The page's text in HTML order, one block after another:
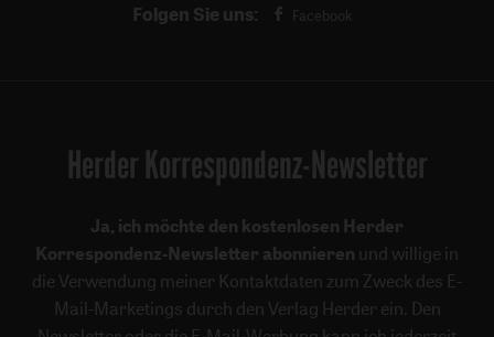
Folgen Sie uns: Facebook
Herder Korrespondenz-Newsletter
Ja, ich möchte den kostenlosen Herder
Korrespondenz-Newsletter abonnieren und willige in
die Verwendung meiner Kontaktdaten zum Zweck des E-
Mail-Marketings durch den Verlag Herder ein. Den